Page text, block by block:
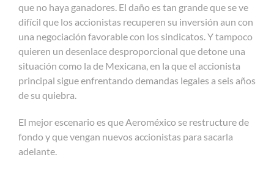
que no haya ganadores. El daño es tan grande que se ve
difícil que los accionistas recuperen su inversión aun con
una negociación favorable con los sindicatos. Y tampoco
quieren un desenlace desproporcional que detone una
situación como la de Mexicana, en la que el accionista
principal sigue enfrentando demandas legales a seis años
de su quiebra.
El mejor escenario es que Aeroméxico se restructure de
fondo y que vengan nuevos accionistas para sacarla
adelante.